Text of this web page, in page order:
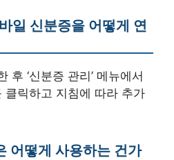
일 신분증을 어떻게 연
후 ‘신분증 관리’ 메뉴에서
클릭하고 지침에 따라 추가
어떻게 사용하는 건가